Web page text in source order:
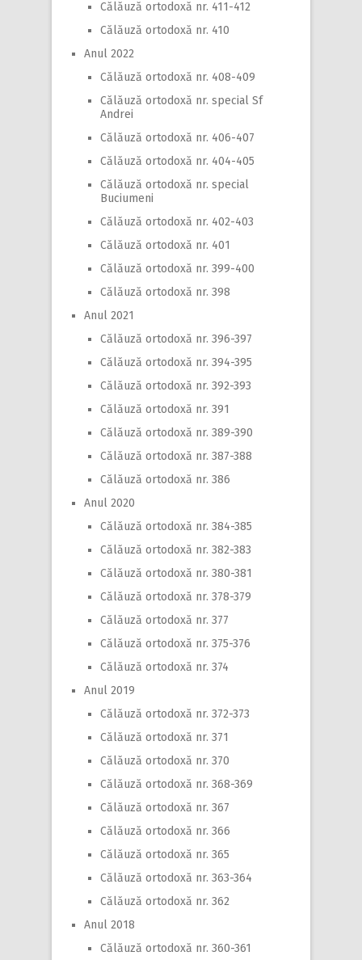
Călăuză ortodoxă nr. 411-412
Călăuză ortodoxă nr. 410
Anul 2022
Călăuză ortodoxă nr. 408-409
Călăuză ortodoxă nr. special Sf
Andrei
Călăuză ortodoxă nr. 406-407
Călăuză ortodoxă nr. 404-405
Călăuză ortodoxă nr. special
Buciumeni
Călăuză ortodoxă nr. 402-403
Călăuză ortodoxă nr. 401
Călăuză ortodoxă nr. 399-400
Călăuză ortodoxă nr. 398
Anul 2021
Călăuză ortodoxă nr. 396-397
Călăuză ortodoxă nr. 394-395
Călăuză ortodoxă nr. 392-393
Călăuză ortodoxă nr. 391
Călăuză ortodoxă nr. 389-390
Călăuză ortodoxă nr. 387-388
Călăuză ortodoxă nr. 386
Anul 2020
Călăuză ortodoxă nr. 384-385
Călăuză ortodoxă nr. 382-383
Călăuză ortodoxă nr. 380-381
Călăuză ortodoxă nr. 378-379
Călăuză ortodoxă nr. 377
Călăuză ortodoxă nr. 375-376
Călăuză ortodoxă nr. 374
Anul 2019
Călăuză ortodoxă nr. 372-373
Călăuză ortodoxă nr. 371
Călăuză ortodoxă nr. 370
Călăuză ortodoxă nr. 368-369
Călăuză ortodoxă nr. 367
Călăuză ortodoxă nr. 366
Călăuză ortodoxă nr. 365
Călăuză ortodoxă nr. 363-364
Călăuză ortodoxă nr. 362
Anul 2018
Călăuză ortodoxă nr. 360-361